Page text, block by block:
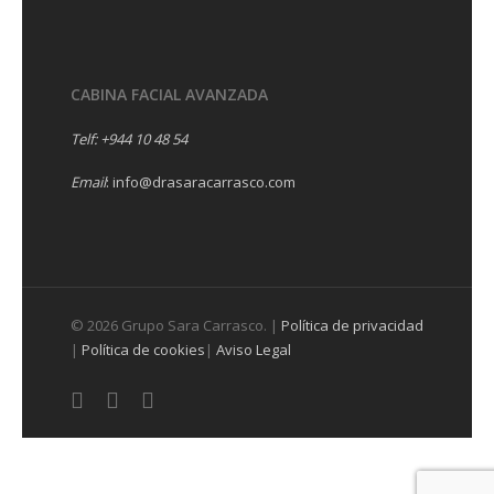
CABINA FACIAL AVANZADA
Telf:+944 10 48 54
Email: info@drasaracarrasco.com
© 2026 Grupo Sara Carrasco. | Política de privacidad
| Política de cookies | Aviso Legal